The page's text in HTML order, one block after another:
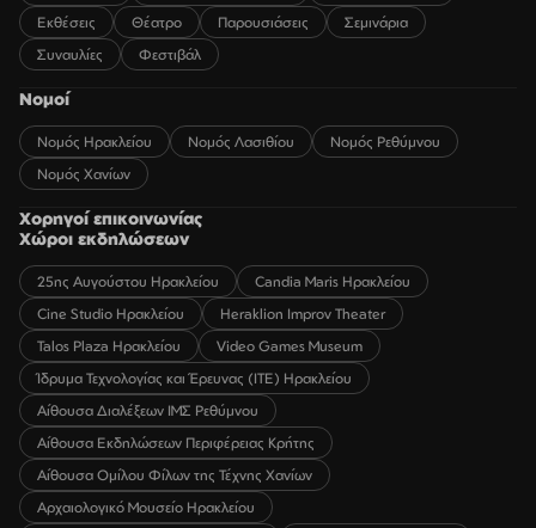
Εκθέσεις
Θέατρο Παρουσιάσεις
Σεμινάρια
Συναυλίες
Φεστιβάλ
Νομοί
Νομός Ηρακλείου Νομός Λασιθίου
Νομός Ρεθύμνου
Νομός Χανίων
Χορηγοί επικοινωνίας
Χώροι εκδηλώσεων
25ης Αυγούστου Ηρακλείου
Candia Maris Ηρακλείου
Cine Studio Ηρακλείου
Heraklion Improv Theater
Talos Plaza Ηρακλείου
Video Games Museum
Ίδρυμα Τεχνολογίας και Έρευνας (ΙΤΕ) Ηρακλείου
Αίθουσα Διαλέξεων ΙΜΣ Ρεθύμνου
Αίθουσα Εκδηλώσεων Περιφέρειας Κρήτης
Αίθουσα Ομίλου Φίλων της Τέχνης Χανίων
Αρχαιολογικό Μουσείο Ηρακλείου